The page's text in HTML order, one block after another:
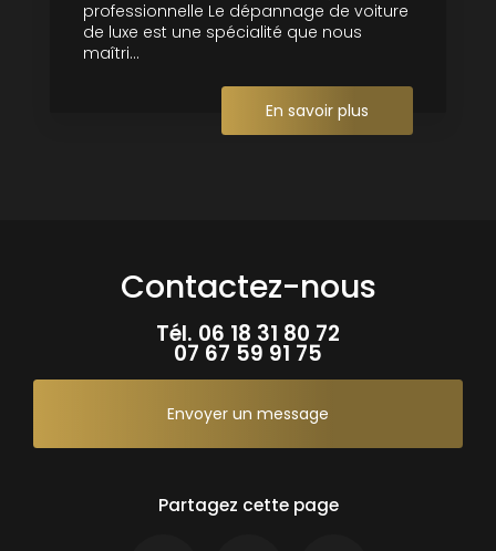
professionnelle Le dépannage de voiture
de luxe est une spécialité que nous
maîtri...
En savoir plus
Contactez-nous
Tél. 06 18 31 80 72
07 67 59 91 75
Envoyer un message
Partagez cette page